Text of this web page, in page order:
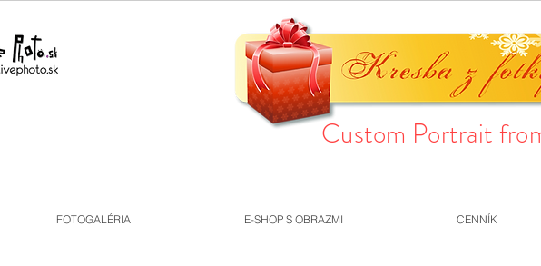
Custom Portrait
FOTOGALÉRIA E-SHOP S OBRAZMI CENNÍK